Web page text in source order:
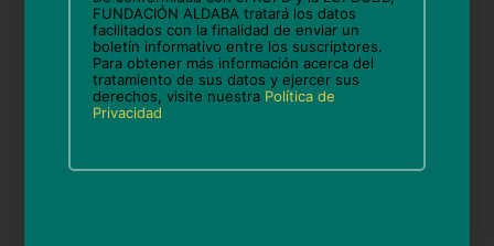
Guarda mi nombre, correo electrónico y web en
este navegador para la próxima vez que comente.
FUNDACIÓN ALDABA tratará los datos
facilitados con la finalidad de enviar un
boletín informativo entre los suscriptores.
Para obtener más información acerca del
tratamiento de sus datos y ejercer sus
derechos, visite nuestra Política de
Privacidad